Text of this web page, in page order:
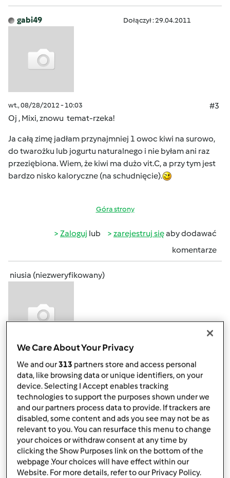
gabi49 Dołączył : 29.04.2011
wt., 08/28/2012 - 10:03
#3
Oj , Mixi, znowu temat-rzeka!
Ja całą zimę jadłam przynajmniej 1 owoc kiwi na surowo,
do twarożku lub jogurtu naturalnego i nie byłam ani raz
przeziębiona. Wiem, że kiwi ma dużo vit.C, a przy tym jest
bardzo nisko kaloryczne (na schudnięcie).
Góra strony
Zaloguj lub zarejestruj sięaby dodawać
komentarze
niusia (niezweryfikowany)
wt., 08/28/2012 - 10:48
Mojej mamy sposób na całoroczne utrzymanie
odporności to codzienna herbata-eliksir:
Zmieszane w równych proporcjach herbata czarna i
zielona, do tego kilka plasterków imbiru i parzyć w
czajniczku przez 5 minut.
Do tego kiedy zaczyna drapać w gardle: sok z całej cytryny
plus łyżka miodu na noc.
We Care About Your Privacy
We and our313 partners store and access personal
data, like browsing data or unique identifiers, on your
device. Selecting I Accept enables tracking
technologies to support the purposes shown under we
and our partners process data to provide. If trackers are
disabled, some content and ads you see may not be as
relevant to you. You can resurface this menu to change
your choices or withdraw consent at any time by
clicking the Show Purposes link on the bottom of the
webpage .Your choices will have effect within our
Website. For more details, refer to our Privacy Policy.